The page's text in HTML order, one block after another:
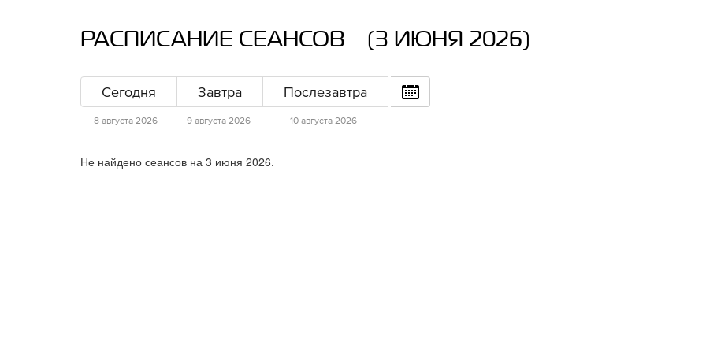
с 13 августа
РАСПИСАНИЕ СЕАНСОВ (3 ИЮНЯ 2026)
Сегодня
8 августа 2026
Завтра
9 августа 2026
Послезавтра
10 августа 2026
Не найдено сеансов на 3 июня 2026.